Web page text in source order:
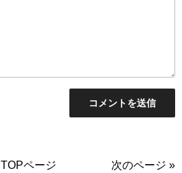
TOPページ 次のページ »